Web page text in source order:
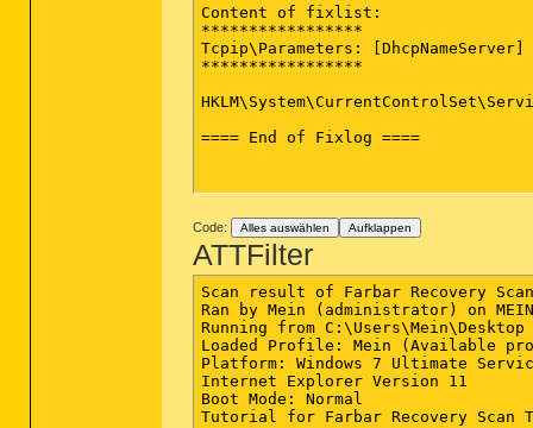
Content of fixlist:
*****************
Tcpip\Parameters:
*****************
==== End of Fixlog ====
Code: Alles auswählen Aufklappen
ATTFilter
Scan result of Farbar Recovery
Ran by Mein (administrator) on
Running from C:\Users\Mein\Desktop
Loaded Profile: Mein (Available
Platform: Windows 7 Ultimate
Internet Explorer Version 11
Boot Mode: Normal
Tutorial for Farbar Recovery Scan